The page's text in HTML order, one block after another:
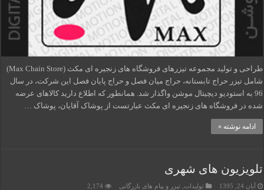
طراحی و تولید مجموعه تیزرهای فروشگاه های زنجیره ای مکث (Max Chain Store)
شامل تیزر حراج تابستانه، حراج میان فصل و حراج پایان فصل این شرکت، در سال
96 به استودیو دیچیتال موشن واگذار شد. همانطور که اطلاع دارید کالاهای عرضه
شده در فروشگاه های زنجیره ای مکث عبارتست از پوشاک آقایان، پوشاک …
ادامه نوشته »
تلویزیون های شهری
آبان 24, 1395 تولیدات ,تیزر و پیام های بازرگانی 2,174